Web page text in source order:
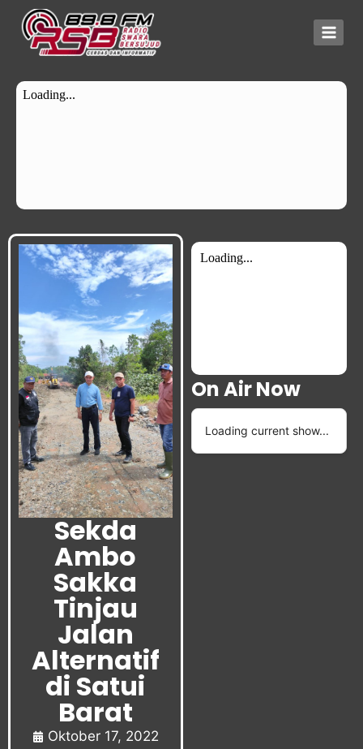
Sekda
Ambo
Sakka
Tinjau
Jalan
Alternatif
di Satui
Barat
Oktober 17, 2022
On Air Now
Loading current show...